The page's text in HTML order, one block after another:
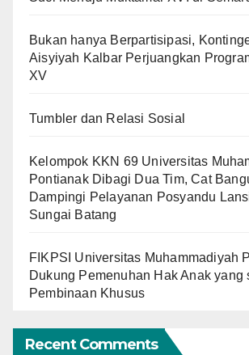
Bukan hanya Berpartisipasi,
Aisyiyah Kalbar Perjuangkan
XV
Tumbler dan Relasi Sosial
Kelompok KKN 69 Universitas
Pontianak Dibagi Dua Tim, Cat
Dampingi Pelayanan Posyandu
Sungai Batang
FIKPSI Universitas Muhammadiyah
Dukung Pemenuhan Hak Anak yang
Pembinaan Khusus
Recent Comments